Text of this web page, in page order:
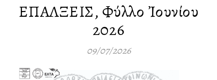
ΕΠΑΛΞΕΙΣ, Φύλλο Ἰουνίου
2026
09/07/2026